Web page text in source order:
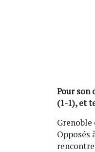
Pour son
(1-1), et
Grenoble
Opposés